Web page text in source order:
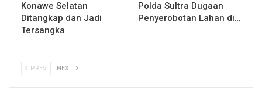
Konawe Selatan
Ditangkap dan Jadi
Tersangka
Polda Sultra Dugaan
Penyerobotan Lahan di…
PREV NEXT